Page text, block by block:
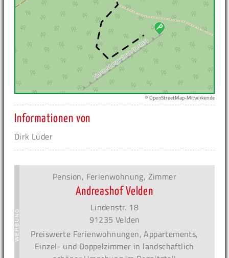
© OpenStreetMap-Mitwirkende
Informationen von
Dirk Lüder
Pension, Ferienwohnung, Zimmer
Andreashof Velden
Lindenstr. 18
91235 Velden
Preiswerte Ferienwohnungen, Appartements,
Einzel- und Doppelzimmer in landschaftlich